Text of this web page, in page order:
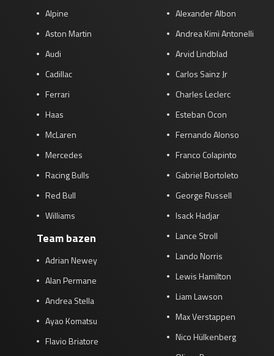
Alpine
Aston Martin
Audi
Cadillac
Ferrari
Haas
McLaren
Mercedes
Racing Bulls
Red Bull
Williams
Team bazen
Adrian Newey
Alan Permane
Andrea Stella
Ayao Komatsu
Flavio Briatore
Alexander Albon
Andrea Kimi Antonelli
Arvid Lindblad
Carlos Sainz Jr
Charles Leclerc
Esteban Ocon
Fernando Alonso
Franco Colapinto
Gabriel Bortoleto
George Russell
Isack Hadjar
Lance Stroll
Lando Norris
Lewis Hamilton
Liam Lawson
Max Verstappen
Nico Hülkenberg